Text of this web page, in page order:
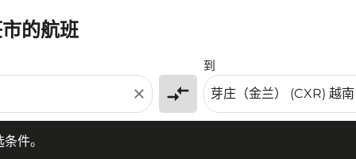
的航班
close compare_arrows
到
件。
件。